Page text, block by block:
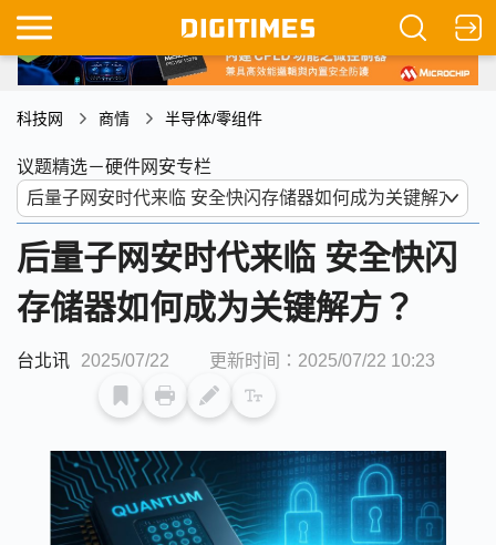
科技网 商情 半导体/零组件
议题精选－硬件网安专栏
后量子网安时代来临 安全快闪
存储器如何成为关键解方？
台北讯 2025/07/22 更新时间：2025/07/22 10:23